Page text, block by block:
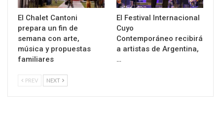
El Chalet Cantoni
prepara un fin de
semana con arte,
música y propuestas
familiares
El Festival Internacional
Cuyo
Contemporáneo recibirá
a artistas de Argentina,
…
PREV NEXT